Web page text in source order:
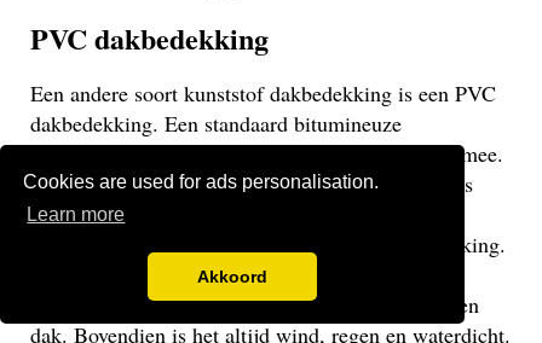
Cookies are used for ads personalisation.
Learn more
Akkoord
PVC dakbedekking
Een andere soort kunststof dakbedekking is een PVC
dakbedekking. Een standaard bitumineuze
dakbedekking gaat veelal niet langer dan 15 jaar mee.
Een EPDM of PVC dak gaat veel langer mee en is
daarom een stuk duurzamer. Een PVC dak heeft
dezelfde eigenschappen als een EPDM dakbedekking.
Het gaat weliswaar iets minder lang mee dan een
EPDM dak, maar uiteraard langer dan een bitumen
dak. Bovendien is het altijd wind, regen en waterdicht.